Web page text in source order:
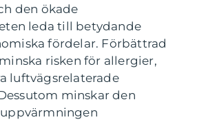
den ökade
leda till betydande
fördelar. Förbättrad
risken för allergier,
luftvägsrelaterade
minskar den